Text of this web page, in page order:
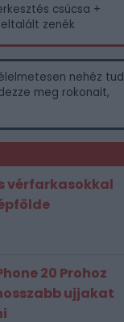
csúcsa +
zenék
nehéz tud
meg rokonait,
vérfarkasokkal
20 Prohoz
ujjakat